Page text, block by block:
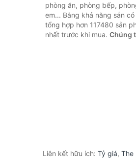
phòng ăn, phòng bếp,
em... Bằng khả năng sẵn
tổng hợp hơn 117480 sản
nhất trước khi mua. Chúng
Liên kết hữu ích: Tỷ giá, The